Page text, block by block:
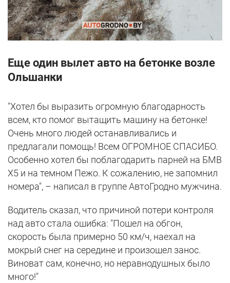
Еще один вылет авто на бетонке возле
Ольшанки
"Хотел бы выразить огромную благодарность
всем, кто помог вытащить машину на бетонке!
Очень много людей останавливались и
предлагали помощь! Всем ОГРОМНОЕ СПАСИБО.
Особенно хотел бы поблагодарить парней на БМВ
Х5 и на темном Пежо. К сожалению, не запомнил
номера", – написал в группе АвтоГродно мужчина.
Водитель сказал, что причиной потери контроля
над авто стала ошибка: "Пошел на обгон,
скорость была примерно 50 км/ч, наехал на
мокрый снег на середине и произошел занос.
Виноват сам, конечно, но неравнодушных было
много!"